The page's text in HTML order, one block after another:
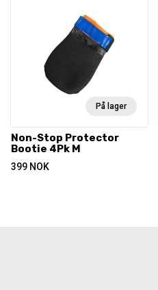
På lager
Non-Stop Protector
Bootie 4Pk M
399 NOK